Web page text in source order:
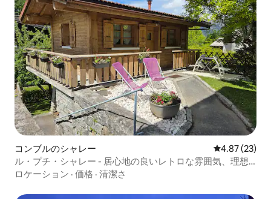
コンブルのシャレー レビュー23
4.87 (23)
ル・プチ・シャレー - 居心地の良いレトロな雰囲気、理想
的なロケーション
ロケーション · 価格 · 清潔さ